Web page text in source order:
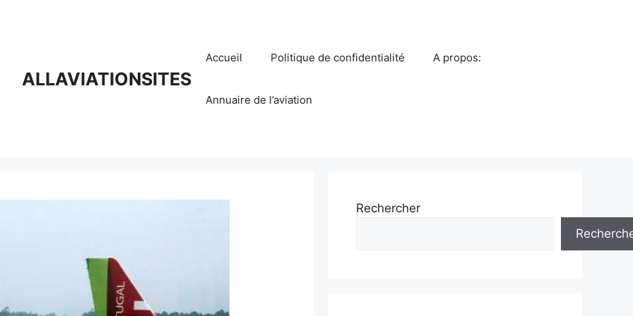
ALLAVIATIONSITES
Accueil Politique de confidentialité A propos:
Annuaire de l’aviation
Rechercher